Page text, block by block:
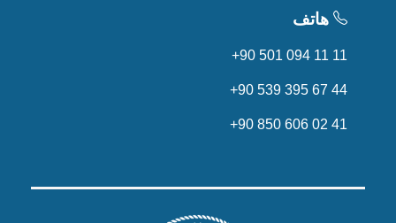
هاتف
+90 501 094 11 11
+90 539 395 67 44
+90 850 606 02 41